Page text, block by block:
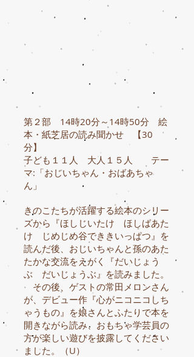
第２部 14時20分～14時50分 絵
本・紙芝居の読み聞かせ 【30
分】
子ども１１人 大人１５人 テー
マ:「おじいちゃん・おばあちゃ
ん」
きのこたちが活躍する絵本のシリー
ズから『ほしじいたけ ほしばあた
け じめじめ谷でききいっぱつ』を
読んだ後、おじいちゃんと孫のあた
たかな交流をえがく『だいじょう
ぶ だいじょうぶ』を読みました。
その後、ゲストの常田メロンさん
が、デビュー作『心がニコニコしち
ゃうもの』を娘さんとふたりで本を
開きながら読み、おもちゃ学芸員の
方が楽しい遊びを披露してください
ました。（U）